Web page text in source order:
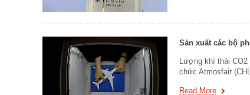
Sản xuất các bộ
Lượng khí thải
chức Atmosfair
Read More